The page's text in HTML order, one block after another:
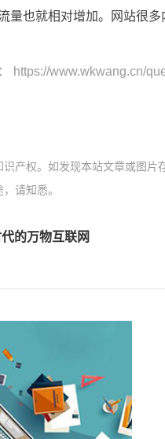
量也就相对增加。网站很多
： https://www.wkwang.cn/
产权。如发现本站文章或图
请知悉。
的万物互联网